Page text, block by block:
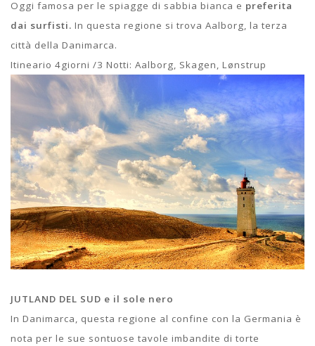
Oggi famosa per le spiagge di sabbia bianca e preferita
dai surfisti. In questa regione si trova Aalborg, la terza
città della Danimarca.
Itineario 4giorni /3 Notti: Aalborg, Skagen, Lønstrup
JUTLAND DEL SUD e il sole nero
In Danimarca, questa regione al confine con la Germania è
nota per le sue sontuose tavole imbandite di torte